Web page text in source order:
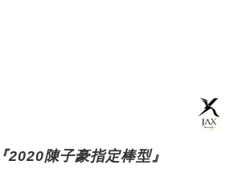
2020陳子豪指定棒型』